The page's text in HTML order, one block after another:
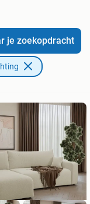
je zoekopdracht